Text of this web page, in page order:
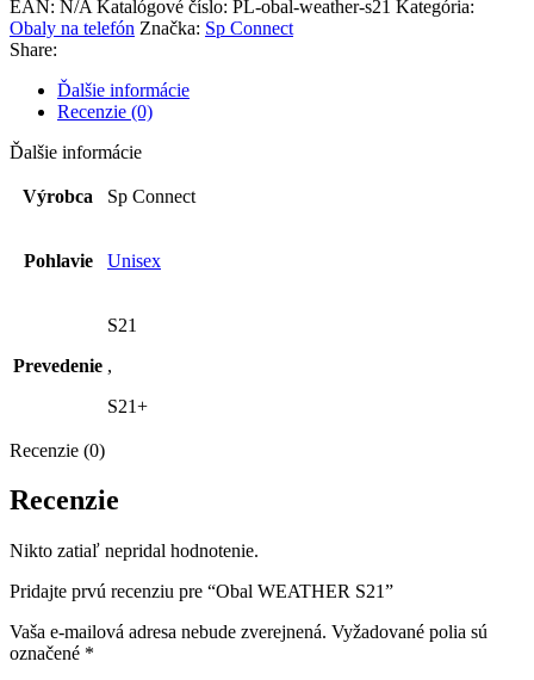
EAN: N/A Katalógové číslo: PL-obal-weather-s21 Kategória:
Obaly na telefón Značka: Sp Connect
Share:
Ďalšie informácie
Recenzie (0)
Ďalšie informácie
Výrobca Sp Connect
Pohlavie Unisex
Prevedenie
S21
,
S21+
Recenzie (0)
Recenzie
Nikto zatiaľ nepridal hodnotenie.
Pridajte prvú recenziu pre “Obal WEATHER S21”
Vaša e-mailová adresa nebude zverejnená. Vyžadované polia sú
označené *